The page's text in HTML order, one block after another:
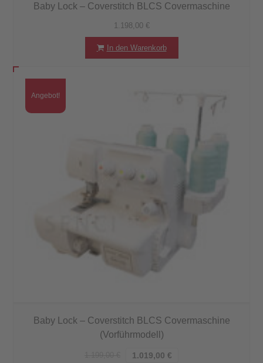
Baby Lock – Coverstitch BLCS Covermaschine
1.198,00 €
In den Warenkorb
Angebot!
Baby Lock – Coverstitch BLCS Covermaschine
(Vorführmodell)
1.019,00 €